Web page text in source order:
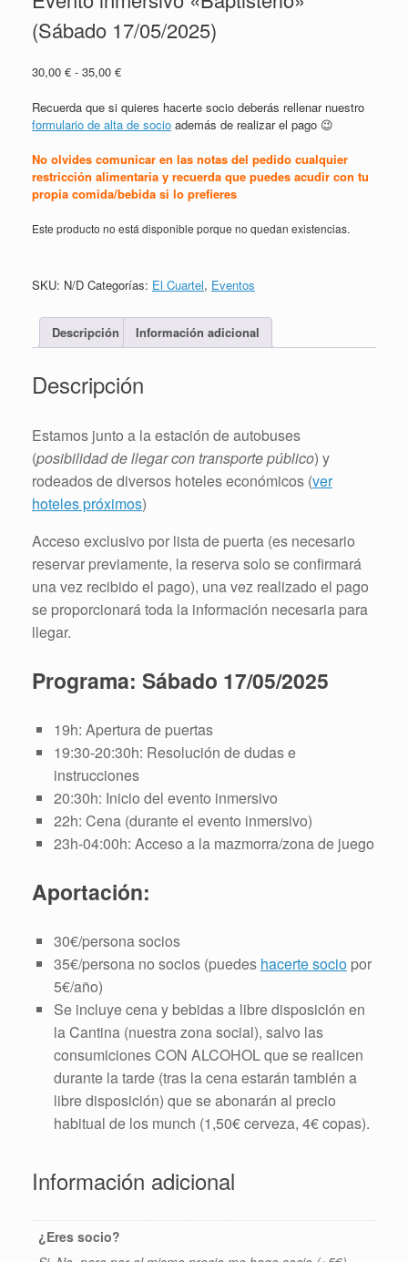
(Sábado 17/05/2025)
30,00 € - 35,00 €Rango
precios:
desde
hasta
35,00 €
Recuerda que si quieres hacerte socio deberás rellenar nuestro
formulario de alta de socio además de realizar el pago 😉
No olvides comunicar en las notas del pedido cualquier
restricción alimentaria y recuerda que puedes acudir con tu
propia comida/bebida si lo prefieres
Este producto no está disponible porque no quedan existencias.
SKU: N/D Categorías: El Cuartel, Eventos
Descripción Información adicional
Descripción
Estamos junto a la estación de autobuses
(posibilidad de llegar con transporte público) y
rodeados de diversos hoteles económicos (ver
hoteles próximos)
Acceso exclusivo por lista de puerta (es necesario
reservar previamente, la reserva solo se confirmará
una vez recibido el pago), una vez realizado el pago
se proporcionará toda la información necesaria para
llegar.
Programa: Sábado 17/05/2025
19h: Apertura de puertas
19:30-20:30h: Resolución de dudas e
instrucciones
20:30h: Inicio del evento inmersivo
22h: Cena (durante el evento inmersivo)
23h-04:00h: Acceso a la mazmorra/zona de juego
Aportación:
30€/persona socios
35€/persona no socios (puedes hacerte socio por
5€/año)
Se incluye cena y bebidas a libre disposición en
la Cantina (nuestra zona social), salvo las
consumiciones CON ALCOHOL que se realicen
durante la tarde (tras la cena estarán también a
libre disposición) que se abonarán al precio
habitual de los munch (1,50€ cerveza, 4€ copas).
Información adicional
¿Eres socio?